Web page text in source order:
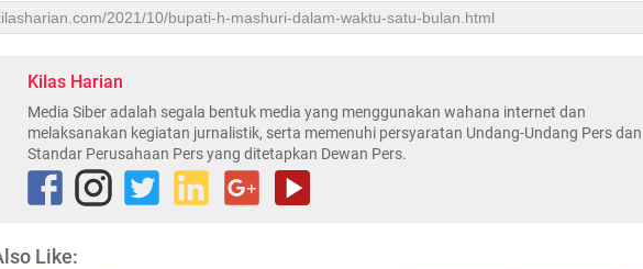
Kilas Harian
Media Siber adalah segala bentuk media yang menggunakan wahana internet dan
melaksanakan kegiatan jurnalistik, serta memenuhi persyaratan Undang-Undang Pers dan
Standar Perusahaan Pers yang ditetapkan Dewan Pers.
Like: